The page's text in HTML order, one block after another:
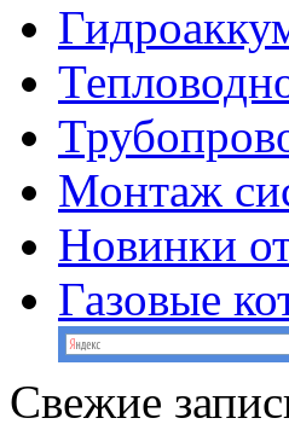
Монтаж
Новинки
Газовые
Свежие